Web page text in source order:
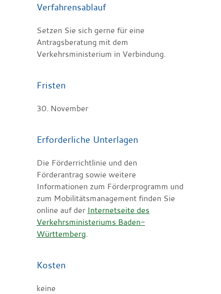
Verfahrensablauf
Setzen Sie sich gerne für eine
Antragsberatung mit dem
Verkehrsministerium in Verbindung.
Fristen
30. November
Erforderliche Unterlagen
Die Förderrichtlinie und den
Förderantrag sowie weitere
Informationen zum Förderprogramm und
zum Mobilitätsmanagement finden Sie
online auf der Internetseite des
Verkehrsministeriums Baden-
Württemberg.
Kosten
keine